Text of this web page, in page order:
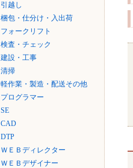
引越し
梱包・仕分け・入出荷
フォークリフト
検査・チェック
建設・工事
清掃
軽作業・製造・配送その他
プログラマー
SE
CAD
DTP
ＷＥＢディレクター
ＷＥＢデザイナー